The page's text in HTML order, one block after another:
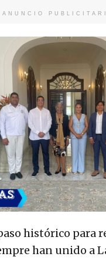
ANUNCIO
histórico para
han unido a